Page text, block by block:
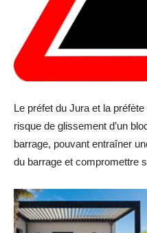
Le préfet du Jura et la préfète
risque de glissement d’un
barrage, pouvant entraîner
du barrage et compromettre